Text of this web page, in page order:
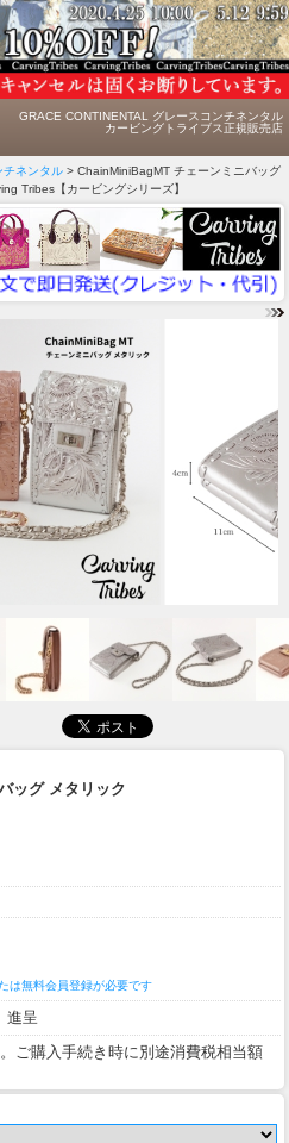
GRACE CONTINENTAL グレースコンチネンタル
カービングトライブス正規販売店
チネンタル > ChainMiniBagMT チェーンミニバッグ
Tribes【カービングシリーズ】
ッグ メタリック
は無料会員登録が必要です
進呈
ご購入手続き時に別途消費税相当額